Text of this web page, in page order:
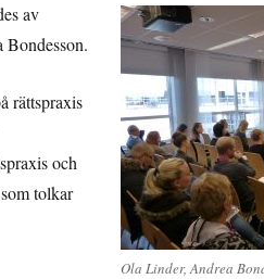
Ola Linder, Andrea
av
Bondesson.
rättspraxis
och
tolkar